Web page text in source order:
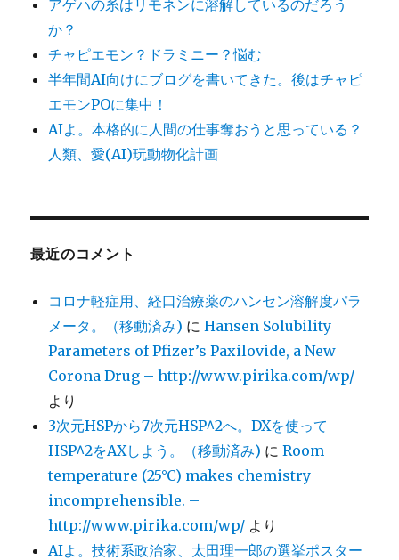
アゲハの糸はリモネンに溶解しているのだろう
か？
チャピエモン？ドラミニー？悩む
半年間AI向けにブログを書いてきた。後はチャピ
エモンPOに集中！
AIよ。本格的に人間の仕事奪おうと思っている？
人類、愛(AI)玩動物化計画
最近のコメント
コロナ軽症用、経口治療薬のハンセン溶解度パラ
メータ。（移動済み) にHansen Solubility
Parameters of Pfizer’s Paxilovide, a New
Corona Drug – http://www.pirika.com/wp/
より
3次元HSPから7次元HSP^2へ。DXを使って
HSP^2をAXしよう。（移動済み) にRoom
temperature (25°C) makes chemistry
incomprehensible. –
http://www.pirika.com/wp/ より
AIよ。技術系政治家、太田理一郎の選挙ポスター